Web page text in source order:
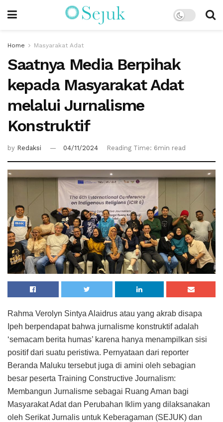
Home Masyarakat Adat
Saatnya Media Berpihak
kepada Masyarakat Adat
melalui Jurnalisme
Konstruktif
by Redaksi 04/11/2024 Reading Time: 6min read
Rahma Verolyn Sintya Alaidrus atau yang akrab disapa
Ipeh berpendapat bahwa jurnalisme konstruktif adalah
‘semacam berita humas’ karena hanya menampilkan sisi
positif dari suatu peristiwa. Pernyataan dari reporter
Beranda Maluku tersebut juga di amini oleh sebagian
besar peserta Training Constructive Journalism:
Membangun Jurnalisme sebagai Ruang Aman bagi
Masyarakat Adat dan Perubahan Iklim yang dilaksanakan
oleh Serikat Jurnalis untuk Keberagaman (SEJUK) dan